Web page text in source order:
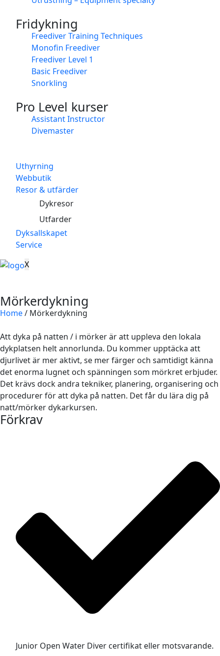
Fridykning
Freediver Training Techniques
Monofin Freediver
Freediver Level 1
Basic Freediver
Snorkling
Pro Level kurser
Assistant Instructor
Divemaster
Uthyrning
Webbutik
Resor & utfärder
Dykresor
Utfarder
Dyksallskapet
Service
X
Mörkerdykning
Home/ Mörkerdykning
Att dyka på natten / i mörker är att uppleva den lokala
dykplatsen helt annorlunda. Du kommer upptäcka att
djurlivet är mer aktivt, se mer färger och samtidigt känna
det enorma lugnet och spänningen som mörkret erbjuder.
Det krävs dock andra tekniker, planering, organisering och
procedurer för att dyka på natten. Det får du lära dig på
natt/mörker dykarkursen.
Förkrav
Junior Open Water Diver certifikat eller motsvarande.